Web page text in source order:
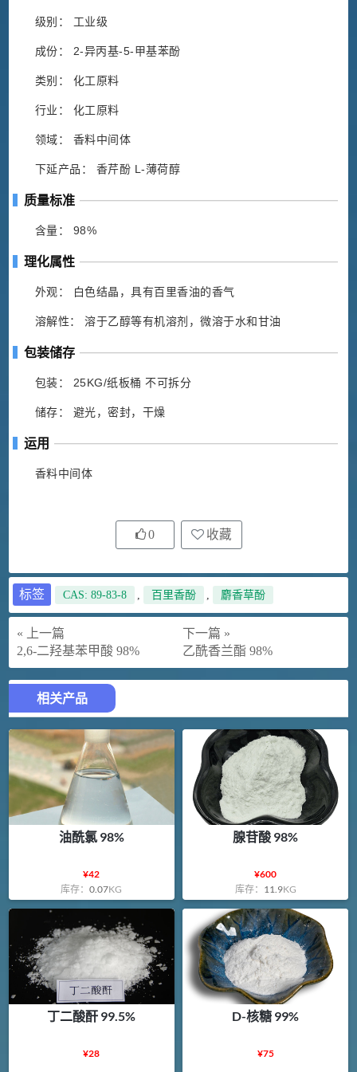
级别： 工业级
成份： 2-异丙基-5-甲基苯酚
类别： 化工原料
行业： 化工原料
领域： 香料中间体
下延产品： 香芹酚 L-薄荷醇
质量标准
含量： 98%
理化属性
外观： 白色结晶，具有百里香油的香气
溶解性： 溶于乙醇等有机溶剂，微溶于水和甘油
包装储存
包装： 25KG/纸板桶 不可拆分
储存： 避光，密封，干燥
运用
香料中间体
0 收藏
标签 CAS: 89-83-8 , 百里香酚 , 麝香草酚
« 上一篇
2,6-二羟基苯甲酸 98%
下一篇 »
乙酰香兰酯 98%
相关产品
油酰氯 98%
¥42
库存：0.07KG
腺苷酸 98%
¥600
库存： 11.9KG
丁二酸酐 99.5%
¥28
D-核糖 99%
¥75